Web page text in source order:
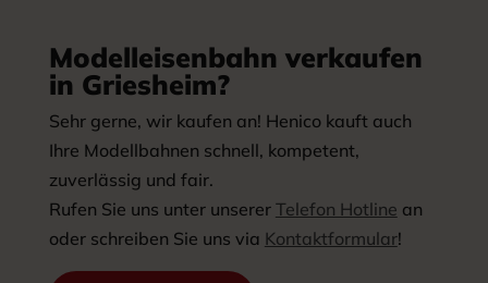
Modelleisenbahn verkaufen
in Griesheim?
Sehr gerne, wir kaufen an! Henico kauft auch
Ihre Modellbahnen schnell, kompetent,
zuverlässig und fair.
Rufen Sie uns unter unserer Telefon Hotline an
oder schreiben Sie uns via Kontaktformular!